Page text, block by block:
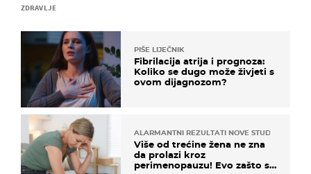
ZDRAVLJE
PIŠE LIJEČNIK
Fibrilacija atrija i prognoza:
Koliko se dugo može živjeti s
ovom dijagnozom?
ALARMANTNI REZULTATI NOVE STUDIJE
Više od trećine žena ne zna
da prolazi kroz
perimenopauzu! Evo zašto su